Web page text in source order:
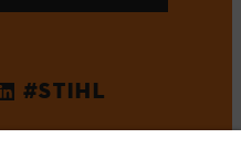
#STIHL